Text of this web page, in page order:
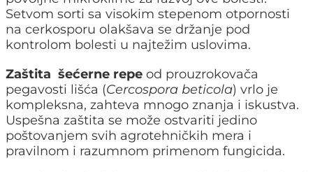
Setvom sorti sa visokim stepenom otpornosti
na cerkosporu olakšava se držanje pod
kontrolom bolesti u najtežim uslovima.
Zaštita šećerne repe od prouzrokovača
pegavosti lišća (Cercospora beticola) vrlo je
kompleksna, zahteva mnogo znanja i iskustva.
Uspešna zaštita se može ostvariti jedino
poštovanjem svih agrotehničkih mera i
pravilnom i razumnom primenom fungicida.